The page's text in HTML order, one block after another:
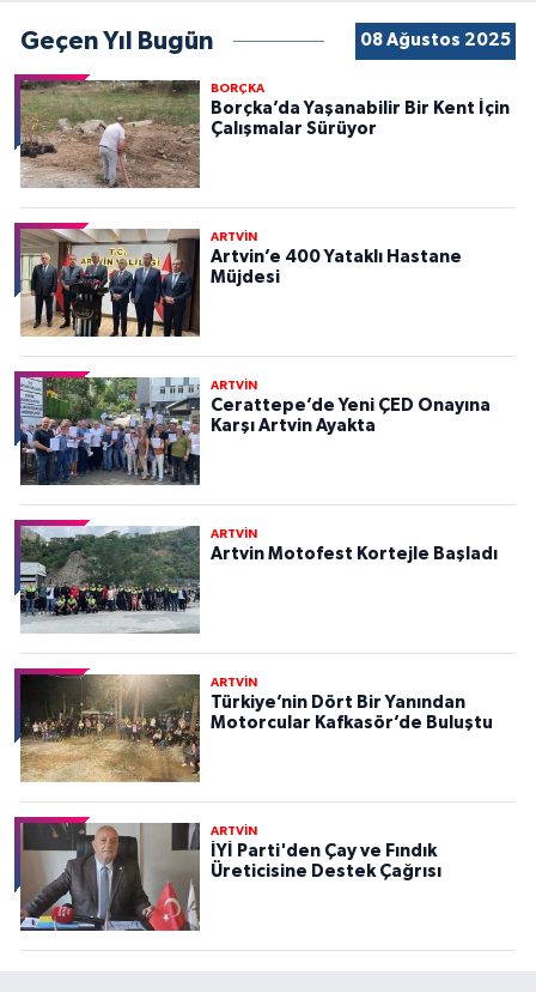
Geçen Yıl Bugün 08 Ağustos 2025
BORÇKA
Borçka’da Yaşanabilir Bir Kent İçin
Çalışmalar Sürüyor
ARTVİN
Artvin’e 400 Yataklı Hastane
Müjdesi
ARTVİN
Cerattepe’de Yeni ÇED Onayına
Karşı Artvin Ayakta
ARTVİN
Artvin Motofest Kortejle Başladı
ARTVİN
Türkiye’nin Dört Bir Yanından
Motorcular Kafkasör’de Buluştu
ARTVİN
İYİ Parti'den Çay ve Fındık
Üreticisine Destek Çağrısı